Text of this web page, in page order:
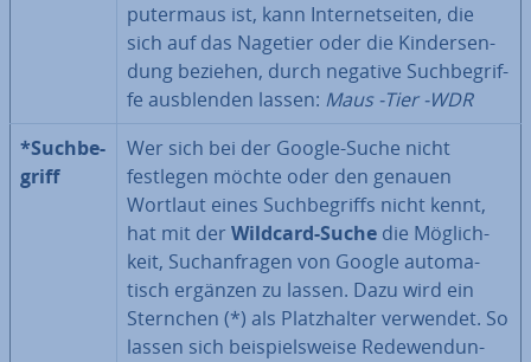
pu­ter­maus ist, kann In­ter­net­sei­ten, die
sich auf das Nagetier oder die Kin­der­sen­
dung beziehen, durch negative Such­be­grif­
fe aus­blen­den lassen: Maus -Tier -WDR
*Such­be­
griff
Wer sich bei der Google-Suche nicht
festlegen möchte oder den genauen
Wortlaut eines Such­be­griffs nicht kennt,
hat mit der Wildcard-Suche die Mög­lich­
keit, Such­an­fra­gen von Google au­to­ma­
tisch ergänzen zu lassen. Dazu wird ein
Sternchen (*) als Platz­hal­ter verwendet. So
lassen sich bei­spiels­wei­se Re­de­wen­dun­